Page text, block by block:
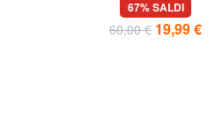
67% SALDI
60,00 € 19,99 €